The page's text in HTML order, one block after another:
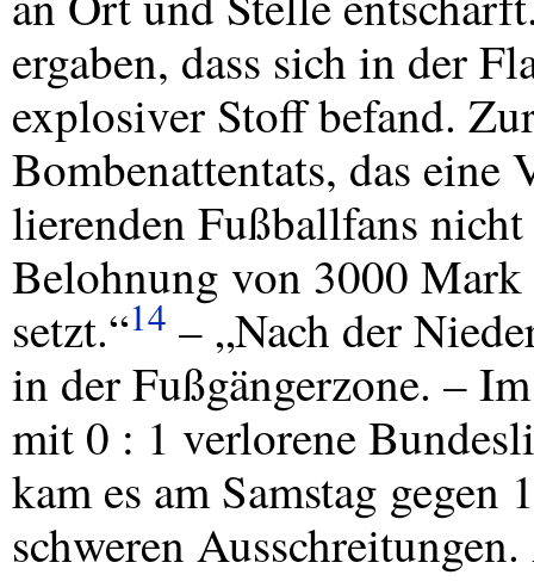
ergaben, dass sich in der
explosiver Stoff befand.
Bombenattentats, das eine
lierenden Fußballfans
Belohnung von 3000 Mark
setzt.“14 – „Nach der
in der Fußgängerzone. –
mit 0 : 1 verlorene
kam es am Samstag
schweren